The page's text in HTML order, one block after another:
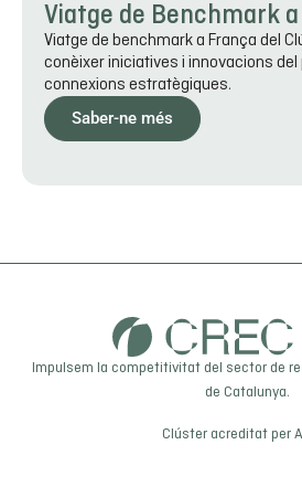
Viatge de Benchmark
Viatge de benchmark a França del
conèixer iniciatives i innovacions
connexions estratègiques.
Saber-ne més
Impulsem la competitivitat del sector de
de Catalunya.
Clúster acreditat per